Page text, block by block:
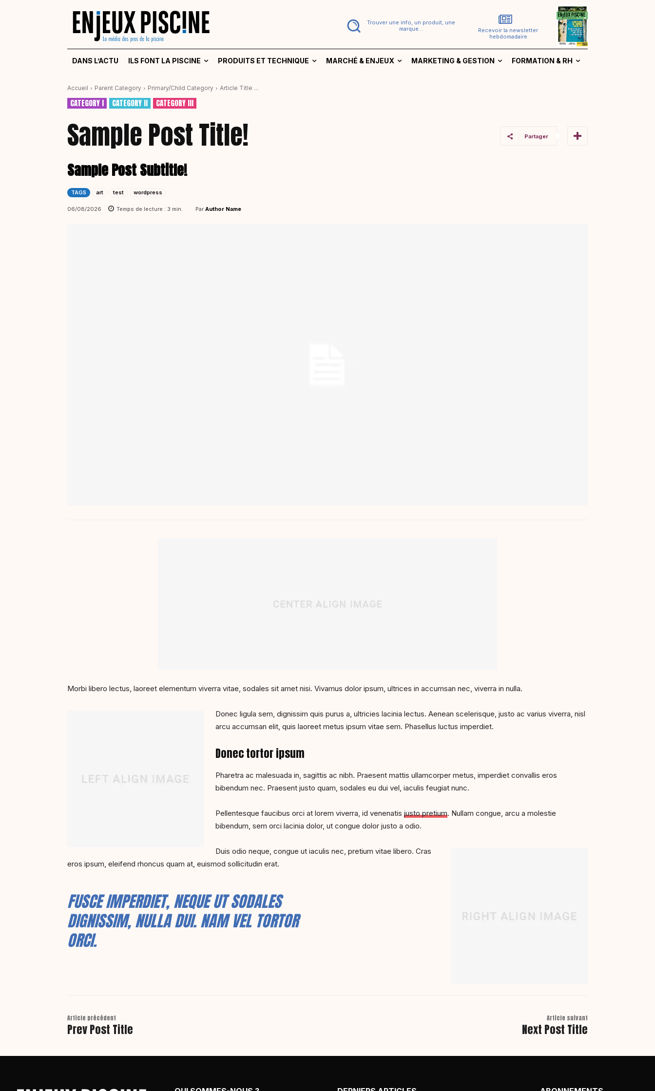
Trouver une info, un produit, une
marque...
Recevoir la newsletter
hebdomadaire
DANS L’ACTU ILS FONT LA PISCINE PRODUITS ET TECHNIQUE MARCHÉ & ENJEUX MARKETING & GESTION FORMATION & RH
Accueil Parent Category Primary/Child Category Article Title ...
CATEGORY I CATEGORY II CATEGORY III
Sample Post Title! Partager
Sample Post Subtitle!
TAGS art test wordpress
06/08/2026 Temps de lecture : 3 min. Par Author Name
Morbi libero lectus, laoreet elementum viverra vitae, sodales sit amet nisi. Vivamus dolor ipsum, ultrices in accumsan nec, viverra in nulla.
Donec ligula sem, dignissim quis purus a, ultricies lacinia lectus. Aenean scelerisque, justo ac varius viverra, nisl
arcu accumsan elit, quis laoreet metus ipsum vitae sem. Phasellus luctus imperdiet.
Donec tortor ipsum
Pharetra ac malesuada in, sagittis ac nibh. Praesent mattis ullamcorper metus, imperdiet convallis eros
bibendum nec. Praesent justo quam, sodales eu dui vel, iaculis feugiat nunc.
Pellentesque faucibus orci at lorem viverra, id venenatis justo pretium. Nullam congue, arcu a molestie
bibendum, sem orci lacinia dolor, ut congue dolor justo a odio.
Duis odio neque, congue ut iaculis nec, pretium vitae libero. Cras
eros ipsum, eleifend rhoncus quam at, euismod sollicitudin erat.
FUSCE IMPERDIET, NEQUE UT SODALES
DIGNISSIM, NULLA DUI. NAM VEL TORTOR
ORCI.
Article précédent
Prev Post Title
Article suivant
Next Post Title